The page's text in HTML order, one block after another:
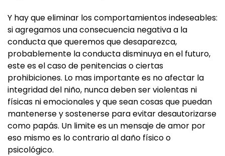
Y hay que eliminar los comportamientos indeseables:
si agregamos una consecuencia negativa a la
conducta que queremos que desaparezca,
probablemente la conducta disminuya en el futuro,
este es el caso de penitencias o ciertas
prohibiciones. Lo mas importante es no afectar la
integridad del niño, nunca deben ser violentas ni
físicas ni emocionales y que sean cosas que puedan
mantenerse y sostenerse para evitar desautorizarse
como papás. Un limite es un mensaje de amor por
eso mismo es lo contrario al daño físico o
psicológico.